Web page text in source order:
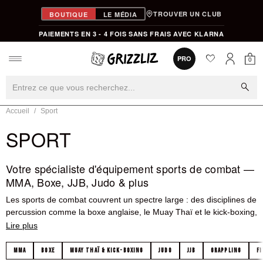
BOUTIQUE LE MÉDIA TROUVER UN CLUB
PAIEMENTS EN 3 - 4 FOIS SANS FRAIS AVEC KLARNA
PRO favorite0
0
search
Accueil Sport
SPORT
Votre spécialiste d'équipement sports de combat —
MMA, Boxe, JJB, Judo & plus
Les sports de combat couvrent un spectre large : des disciplines de
percussion comme la boxe anglaise, le Muay Thaï et le kick-boxing,
aux sports de grappling comme le JJB, le Grappling No-Gi et le
combinent les deux. Chaque discipline a ses propres exigences
MMA BOXE MUAY THAÏ & KICK-BOXING JUDO JJB GRAPPLING